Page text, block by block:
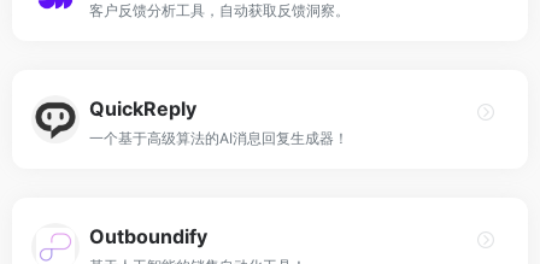
客户反馈分析工具，自动获取反馈洞察。
QuickReply
一个基于高级算法的AI消息回复生成器！
Outboundify